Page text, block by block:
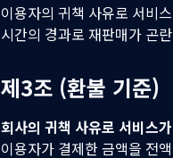
이용자의 귀책 사유로 서비
시간의 경과로 재판매가 곤
제3조 (환불 기준)
회사의 귀책 사유로 서비스
이용자가 결제한 금액을 전